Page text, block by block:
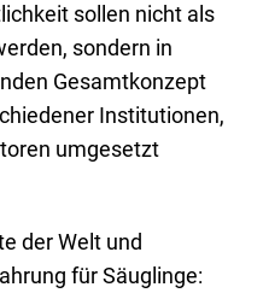
sollen nicht als
sondern in
Gesamtkonzept
Institutionen,
umgesetzt
der Welt und
für Säuglinge: